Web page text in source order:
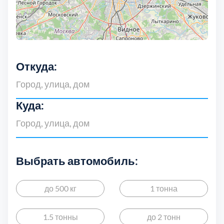
Откуда:
Куда:
Выбрать автомобиль:
до 500 кг 1 тонна
1.5 тонны до 2 тонн
Долгопрудный 2
Дубна
Егорьевский